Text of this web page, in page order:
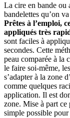
La cire en bande ou
bandelettes qu’on
Prêtes à l’emploi,
appliqués très
sont faciles à
secondes. Cette
peau comparée à la
le faire soi-même,
s’adapter à la zone
comme quelques
application. Il est
zone. Mise à part ce
simple possible